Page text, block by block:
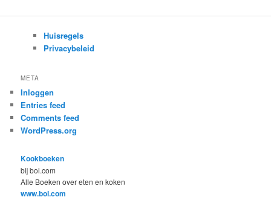
Huisregels
Privacybeleid
META
Inloggen
Entries feed
Comments feed
WordPress.org
Kookboeken
bij bol.com
Alle Boeken over eten en koken
www.bol.com